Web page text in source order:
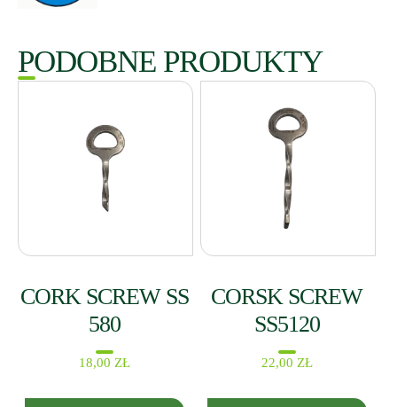
PODOBNE PRODUKTY
CORK SCREW SS
580
18,00 ZŁ
CORSK SCREW
SS5120
22,00 ZŁ